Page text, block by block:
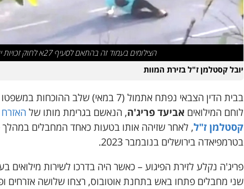
הצילומים בעמוד זה בהתאם לסעיף 27א לחוק זכויות יוצרים
יובל קסטלמן ז"ל בזירת המוות
בבית הדין הצבאי נפתח אתמול (7 במאי) שלב ההוכחות
לוחם המילואים אביעד פריג'ה, הנאשם בגרימת מותו של האזרח
קסטלמן ז"ל, לאחר שזיהה אותו בטעות כאחד המחבלים במהלך
בטרמפיאדה בירושלים בנובמבר 2023.
פריג'ה נקלע לזירת הפיגוע – כאשר היה בדרכו לשירות מילואים
שני מחבלים פתחו באש בתחנת אוטובוס, רצחו שלושה אזרחים